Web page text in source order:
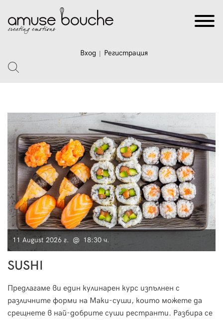
Вход Регистрация
11 August 2026 г. @ 18:30 ч.
SUSHI
Предлагаме ви един кулинарен курс изпълнен с
различните форми на Маки-суши, които можете да
срещнете в най-добрите суши рестранти. Разбира се